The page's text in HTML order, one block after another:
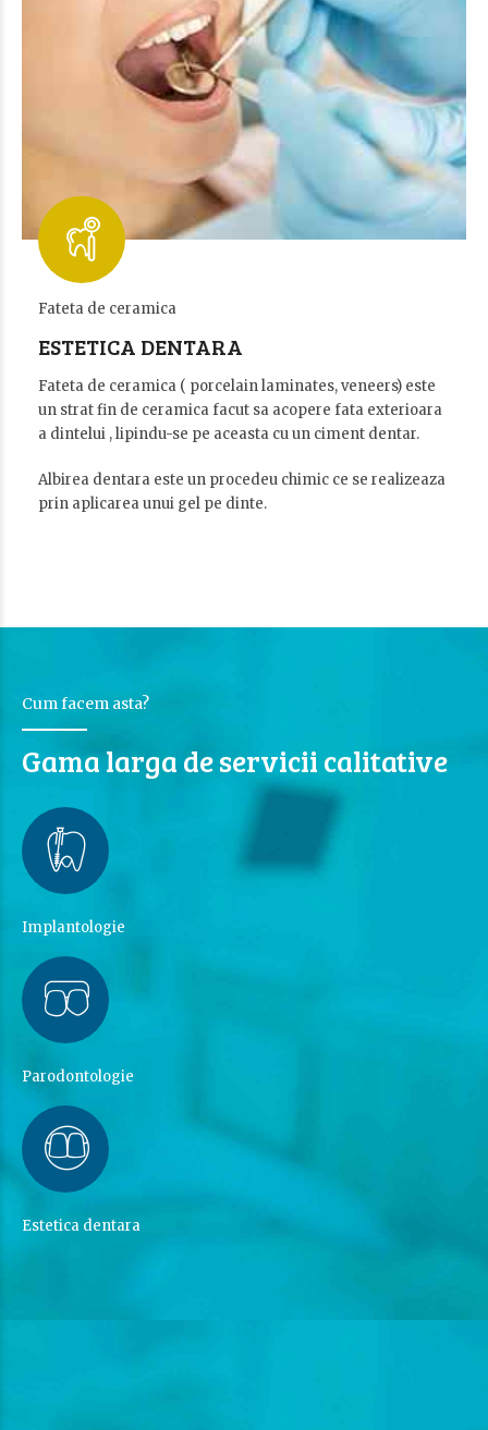
Fateta de ceramica
ESTETICA DENTARA
Fateta de ceramica ( porcelain laminates, veneers) este
un strat fin de ceramica facut sa acopere fata exterioara
a dintelui , lipindu-se pe aceasta cu un ciment dentar.
Albirea dentara este un procedeu chimic ce se realizeaza
prin aplicarea unui gel pe dinte.
Cum facem asta?
Gama larga de servicii calitative
Implantologie
Parodontologie
Estetica dentara